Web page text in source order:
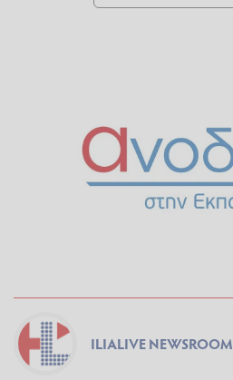
ILIALIVE NEWSROOM